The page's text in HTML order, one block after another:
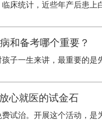
床统计，近些年产后患上
和备考哪个重要？
子一生来讲，最重要的是
心就医的试金石
试治。开展这个活动，是